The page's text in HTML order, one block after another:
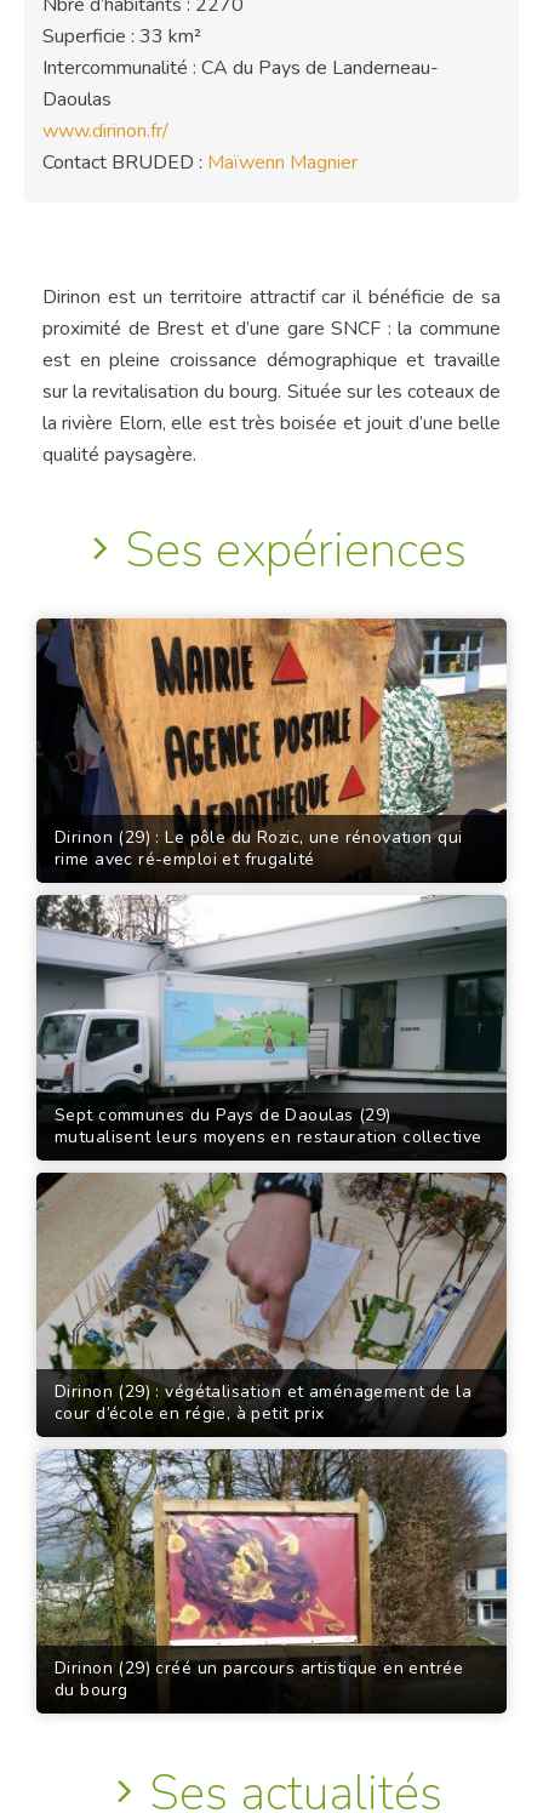
Superficie : 33 km²
Intercommunalité : CA du Pays de Landerneau-
Daoulas
www.dirinon.fr/
Contact BRUDED : Maïwenn Magnier
Dirinon est un territoire attractif car il bénéficie de sa
proximité de Brest et d’une gare SNCF : la commune
est en pleine croissance démographique et travaille
sur la revitalisation du bourg. Située sur les coteaux de
la rivière Elorn, elle est très boisée et jouit d’une belle
qualité paysagère.
Ses expériences
Dirinon (29) : Le pôle du Rozic, une rénovation qui
rime avec ré-emploi et frugalité
Sept communes du Pays de Daoulas (29)
mutualisent leurs moyens en restauration collective
Dirinon (29) : végétalisation et aménagement de la
cour d’école en régie, à petit prix
Dirinon (29) créé un parcours artistique en entrée
du bourg
Ses actualités